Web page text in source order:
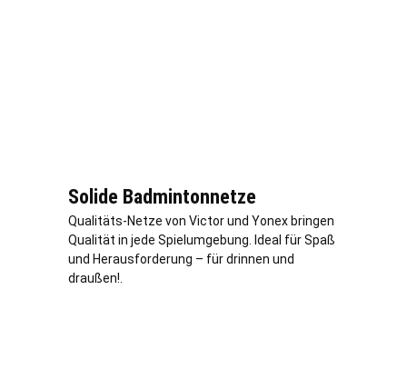
Solide Badmintonnetze
Qualitäts-Netze von Victor und Yonex bringen
Qualität in jede Spielumgebung. Ideal für Spaß
und Herausforderung – für drinnen und
draußen!.